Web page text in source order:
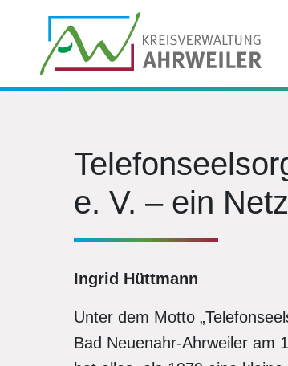
e. V. – ein
Ingrid Hüttmann
Unter dem Motto
Bad Neuenahr-Ahrweiler am